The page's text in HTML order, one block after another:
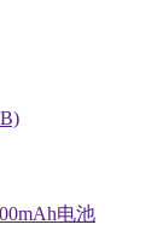
电池